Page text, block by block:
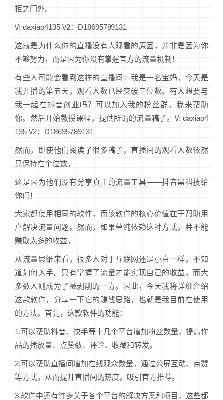
拒之门外。
\/: daxiao4135 \/2：D18695789131
这就是为什么你的直播没有人观看的原因，并非是因为你
不够努力，而是因为你没有掌握官方的流量机制！
有些人可能会看到这样的直播间：我是一名宝妈，今天是
我开播的第五天，观看人数已经突破三位数。有人想要与
我一起在抖音创业吗？可以加入我的粉丝群，我来帮助
你。然后开始教授课程，提供所谓的流量稿子。\/: daxiao4
135 \/2：D18695789131
然而，即使他们阅读了很多稿子，直播间的观看人数依然
只保持在个位数。
这是因为他们没有分享真正的流量工具——抖音黑科技给
你们！
大家都使用相同的软件，而该软件的核心价值在于帮助用
户解决流量问题。然而，如果单纯依赖这种方式，并不能
赚取太多的收益。
从流量思维来看，很多人对于互联网还是小白一样，不知
道如何入手。只有掌握了流量才能实现自己的收益，而大
多数人则成为了被剥削的一方。因此，今天我将详细介绍
这款软件，分享一下它的赚钱思路，也就是我目前在使用
的方法。首先，这款软件的功能：
1.可以帮助抖音、快手等十几个平台增加粉丝数量，提高作
品的播放量、点赞数、评论、收藏和转发。
2.可以帮助直播间增加在线观众数量，通过公屏互动、点赞
等方式，从而提升直播间的热度，吸引官方推荐。
3.软件中还有许多关于各个平台的解决方案和项目，这些都